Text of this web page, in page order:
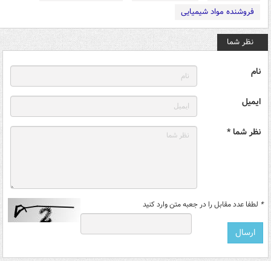
فروشنده مواد شیمیایی
نظر شما
نام
ایمیل
نظر شما *
* لطفا عدد مقابل را در جعبه متن وارد کنید